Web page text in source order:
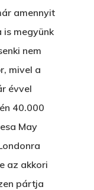
amennyit
is megyünk
nem
mivel a
évvel
40.000
May
az akkori
pártja
„BECSÜLETES”